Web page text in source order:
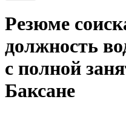
Резюме
должность
с полной
Баксане